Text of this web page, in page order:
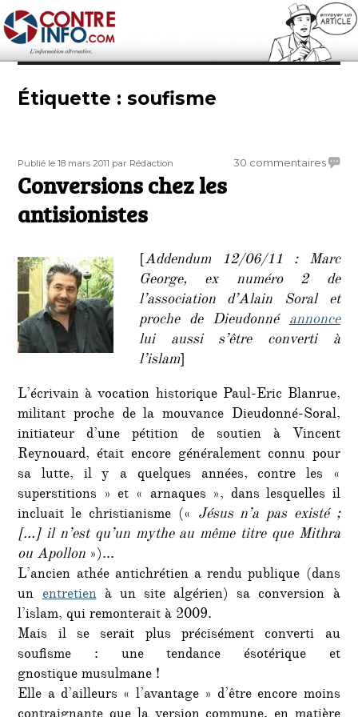
Contre-Info
Étiquette :soufisme
Publié
le
Publié le 18 mars 2011 Auteur
par Rédaction 30 commentairessur
Conversions chez les
antisionistes
[Addendum 12/06/11 : Marc
George, ex numéro 2 de
l’association d’Alain Soral et
proche de Dieudonnéannonce
lui aussi s’être converti à
l’islam]
L’écrivain à vocation historique Paul-Eric Blanrue,
militant proche de la mouvance Dieudonné-Soral,
initiateur d’une pétition de soutien à Vincent
Reynouard, était encore généralement connu pour
sa lutte, il y a quelques années, contre les «
superstitions » et « arnaques », dans lesquelles il
incluait le christianisme (« Jésus n’a pas existé ;
[…] il n’est qu’un mythe au même titre que Mithra
ou Apollon »)…
L’ancien athée antichrétien a rendu publique (dans
unentretienà un site algérien) sa conversion à
l’islam, qui remonterait à 2009.
Mais il se serait plus précisément converti au
soufisme : une tendance ésotérique et
gnostique musulmane !
Elle a d’ailleurs « l’avantage » d’être encore moins